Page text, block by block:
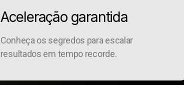
Aceleração garantida
Conheça os segredos para escalar
resultados em tempo recorde.